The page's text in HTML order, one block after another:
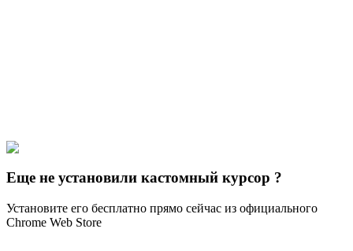
Dragon Ball
Еще не установили кастомный курсор ?
Установите его бесплатно прямо сейчас из официального
Chrome Web Store